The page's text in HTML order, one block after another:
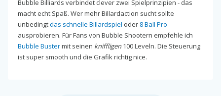
Bubble Billiards verbindet clever zwei Spielprinzipien - das
macht echt Spaß. Wer mehr Billardaction sucht sollte
unbedingtdas schnelle Billardspiel oder 8 Ball Pro
ausprobieren. Für Fans von Bubble Shootern empfehle ich
Bubble Bustermit seinen kniffligen100 Leveln. Die Steuerung
ist super smooth und die Grafik richtig nice.